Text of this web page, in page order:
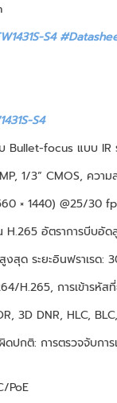
S4
S4
focus แบบ IR
1/3” CMOS, คว
× 1440) @25/30
อัตราการบีบอัด
งสุด ระยะอินฟราเรด:
H.265, การเข้ารหั
3D DNR, HLC,
ปกติ: การตรวจจับกา
PoE